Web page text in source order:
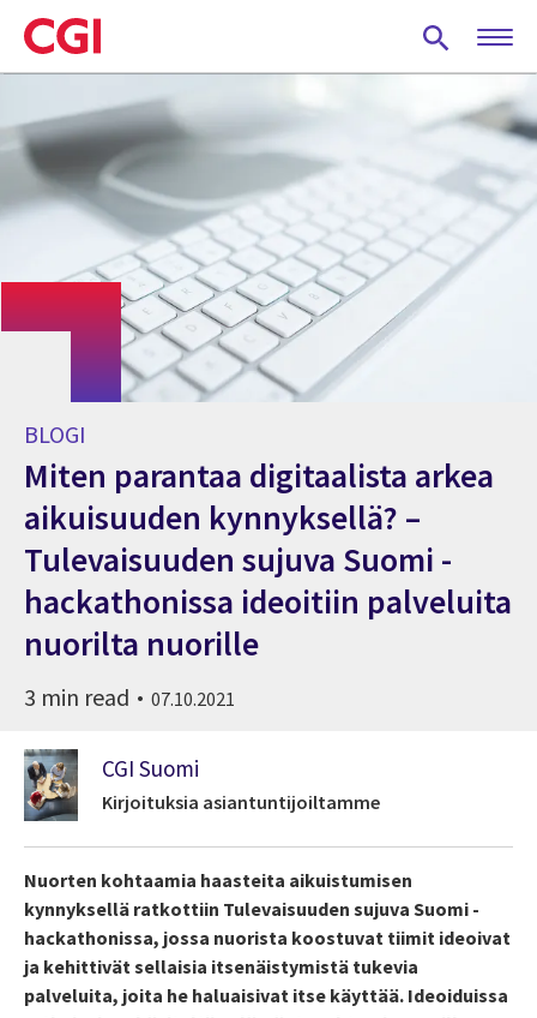
Skip
to
main
BLOGI
Miten parantaa digitaalista arkea
aikuisuuden kynnyksellä? –
Tulevaisuuden sujuva Suomi -
hackathonissa ideoitiin palveluita
nuorilta nuorille
3 min read 07.10.2021
CGI Suomi
Kirjoituksia asiantuntijoiltamme
Nuorten kohtaamia haasteita aikuistumisen
kynnyksellä ratkottiin Tulevaisuuden sujuva Suomi -
hackathonissa, jossa nuorista koostuvat tiimit ideoivat
ja kehittivät sellaisia itsenäistymistä tukevia
palveluita, joita he haluaisivat itse käyttää. Ideoiduissa